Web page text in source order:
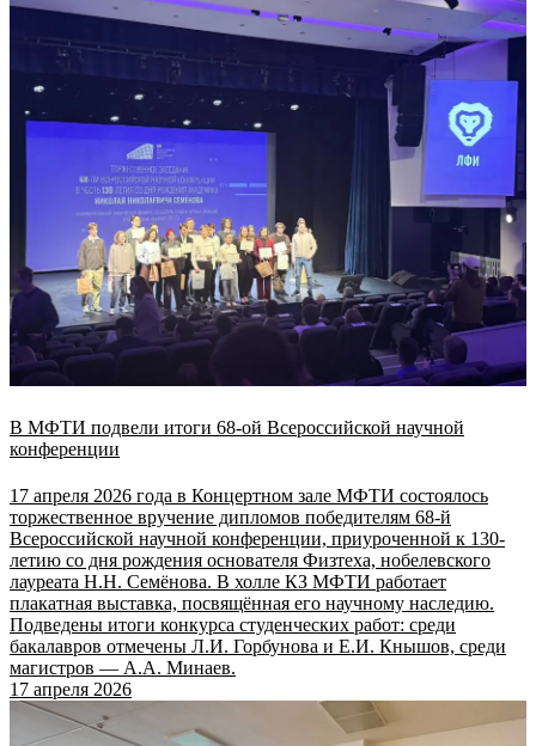
В МФТИ подвели итоги 68-ой Всероссийской научной
конференции
17 апреля 2026 года в Концертном зале МФТИ состоялось
торжественное вручение дипломов победителям 68-й
Всероссийской научной конференции, приуроченной к 130-
летию со дня рождения основателя Физтеха, нобелевского
лауреата Н.Н. Семёнова. В холле КЗ МФТИ работает
плакатная выставка, посвящённая его научному наследию.
Подведены итоги конкурса студенческих работ: среди
бакалавров отмечены Л.И. Горбунова и Е.И. Кнышов, среди
магистров — А.А. Минаев.
17 апреля 2026